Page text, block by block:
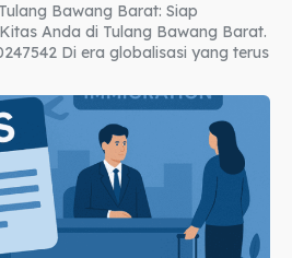
Bawang Barat: Siap
Anda di Tulang Bawang Barat.
Di era globalisasi yang terus